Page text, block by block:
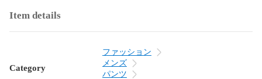
Item details
Category
ファッション
メンズ
パンツ